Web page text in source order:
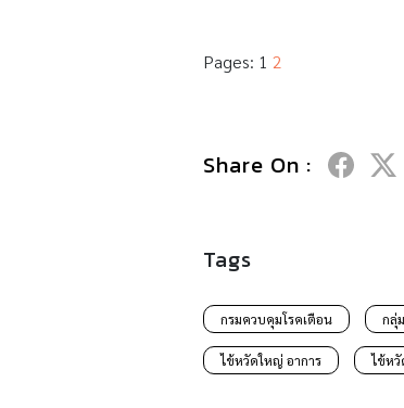
Pages: 1 2
Share On :
Tags
กรมควบคุมโรคเตือน กลุ่
ไข้หวัดใหญ่ อาการ ไข้ห